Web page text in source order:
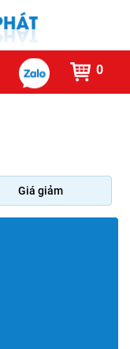
0
Giá giảm